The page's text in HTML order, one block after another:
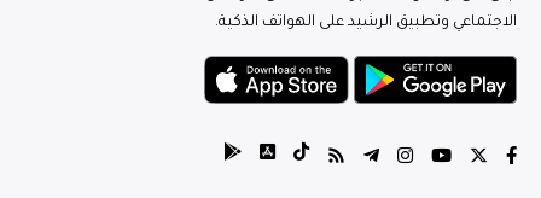
الاجتماعي وتطبيق الرشيد على الهواتف الذكية.